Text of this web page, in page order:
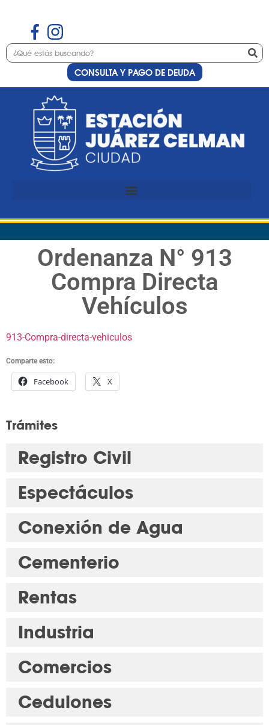
CONSULTA Y PAGO DE DEUDA
Ordenanza N° 913
Compra Directa
Vehículos
913-Compra-directa-vehiculos
Comparte esto:
Facebook X
Trámites
Registro Civil
Espectáculos
Conexión de Agua
Cementerio
Rentas
Industria
Comercios
Cedulones